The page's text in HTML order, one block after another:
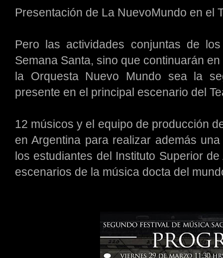
Presentación de La NuevoMundo en el
Pero las actividades conjuntas de
Semana Santa, sino que continuarán
la Orquesta Nuevo Mundo sea la
presente en el principal escenario del
12 músicos y el equipo de producción
en Argentina para realizar además
los estudiantes del Instituto Superior
escenarios de la música docta del